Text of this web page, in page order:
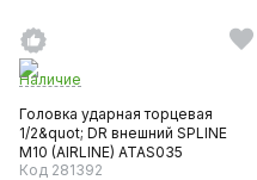
Наличие
Головка ударная торцевая
1/2&quot; DR внешний SPLINE
M10 (AIRLINE) ATAS035
Код 281392